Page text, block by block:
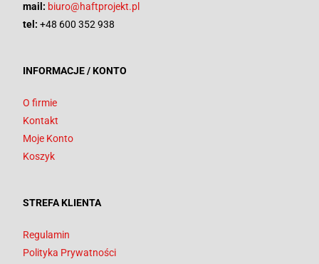
mail: biuro@haftprojekt.pl
tel: +48 600 352 938
INFORMACJE / KONTO
O firmie
Kontakt
Moje Konto
Koszyk
STREFA KLIENTA
Regulamin
Polityka Prywatności